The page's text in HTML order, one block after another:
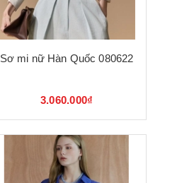
Sơ mi nữ Hàn Quốc 080622
3.060.000₫